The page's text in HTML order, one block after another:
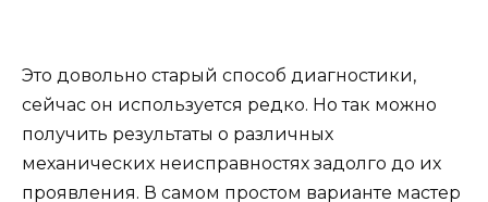
Это довольно старый способ диагностики,
сейчас он используется редко. Но так можно
получить результаты о различных
механических неисправностях задолго до их
проявления. В самом простом варианте мастер